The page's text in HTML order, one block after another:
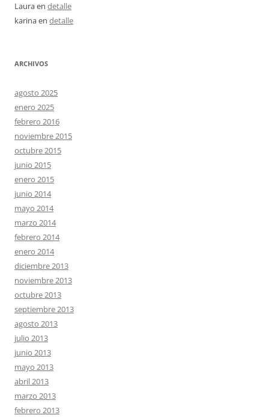
Lauraen detalle
karinaen detalle
ARCHIVOS
agosto 2025
enero 2025
febrero 2016
noviembre 2015
octubre 2015
junio 2015
enero 2015
junio 2014
mayo 2014
marzo 2014
febrero 2014
enero 2014
diciembre 2013
noviembre 2013
octubre 2013
septiembre 2013
agosto 2013
julio 2013
junio 2013
mayo 2013
abril 2013
marzo 2013
febrero 2013